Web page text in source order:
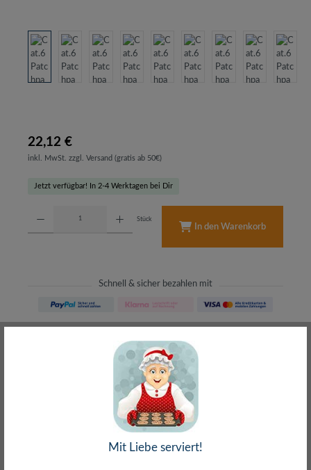
22,12 €
inkl. MwSt. zzgl. Versand (gratis ab 50€)
Jetzt verfügbar! In 2-4 Werktagen bei Dir
Stück
In den Warenkorb
Schnell & sicher bezahlen mit
meist direkt aus Waiblingen
30 Tage Rückgaberecht
ohne Risiko bestellen
– Frag den Profi!
kostenlos und persönlich
Über 20+ Jahre Erfahrung
wir wissen von was wir sprechen
Mit Liebe serviert!